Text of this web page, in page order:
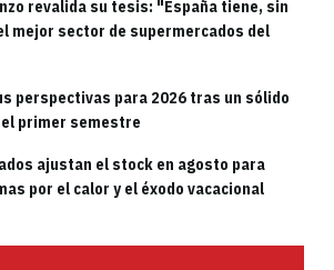
revalida su tesis: "España tiene, sin
mejor sector de supermercados del
perspectivas para 2026 tras un sólido
primer semestre
ajustan el stock en agosto para
por el calor y el éxodo vacacional